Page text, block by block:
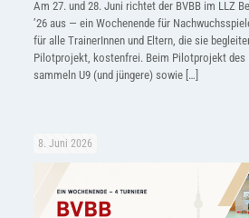
Am 27. und 28. Juni richtet der BVBB im LLZ
’26 aus — ein Wochenende für
für alle TrainerInnen und Eltern, die sie
Pilotprojekt, kostenfrei. Beim Pilotprojekt des
sammeln U9 (und jüngere) sowie[…]
8. Juni 2026